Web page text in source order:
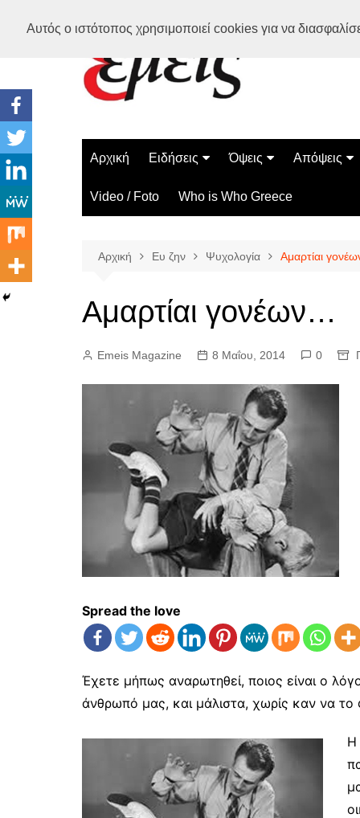
Αυτός ο ιστότοπος χρησιμοποιεί cookies για να
Αρχική Ειδήσεις
Ελλάδα
Διεθνή
Όψεις
Διάστημα
Επιστήμη
Περίεργα
Απόψεις
Video / Foto Who is Who Greece
Αρχική Ευ ζην Ψυχολογία Αμαρτίαι
Αμαρτίαι γονέων…
Emeis Magazine 8 Μαΐου, 2014 0
Spread the love
Έχετε μήπως αναρωτηθεί, ποιος είναι ο
άνθρωπό μας, και μάλιστα, χωρίς καν να το
Η